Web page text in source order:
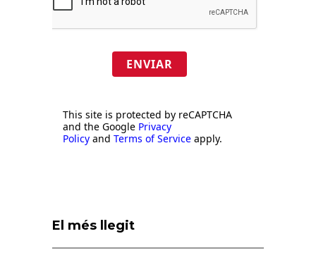
ENVIAR
This site is protected by reCAPTCHA
and the Google Privacy
Policy and Terms of Service apply.
El més llegit